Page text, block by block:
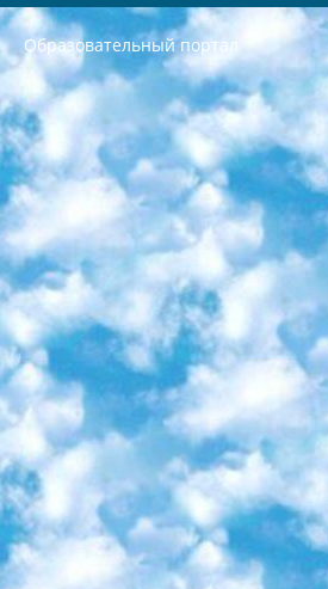
Образовательный портал
РЕСПУБЛИКА УЗБЕКИСТАН МИНИСТРЕРСТВО ДОШКОЛЬНОГО И ШКОЛЬНОГО ОБРАЗОВАНИЯ КОМАНДА в общеобразовательных учреждениях в 2023-2024 учебном году организация и проведение итоговой государственной аттестации обучающихся о Министра дошкольного и школьного образования Республики Узбекистан от 4 марта 2008 года (постановлением Минюста от 20 марта 2008 года № 1778 государственной регистрации) «Итоговое состояние учащихся общего среднего образования на основании положения об утверждении положения об аттестации общего среднего образования выпускной экзамен студентов в образовательных учреждениях в 2023-2024 учебном году В целях организации и прохождения аттестации приказываю: 1. Следующее: перечень предметов, по которым будет проводиться итоговая государственная аттестация и экзамен формы перевода согласно приложению 1; сертификаты международного образца, оценивающие уровень владения иностранными языками перечень согласно приложению 2; 2. Педагогический при специализированных образовательных учреждениях. научно-практический центр квалификации и международной оценки (Д.Давидова) 2024 г. До 25 марта: задания по предметам, по которым будет проводиться итоговая аттестация разработка и утверждение технических условий; итоговая аттестация на основании разработанного предметного задания разработка вопросов по предметам (устно и письменно), экзамен передача; общеобразовательные средние школы и специальные учебные заведения учащиеся выпускных классов школ и интернатов в агентской системе подготовка базы данных экзаменационных материалов и критериев оценки; перевод базы экзаменационных материалов на все языки обучения подать в Республиканский образовательный центр для изготовления; варианты экзаменов на основе разработанных контрольных материалов пусть будут поставлены задачи формирования. 3. Республиканский образовательный центр (Ш.Худайкулов) до 5 апреля 2024 года. до: база данных предоставленных экзаменационных материалов на все языки обучения перевод и экспертиза; для слепых, слабовидящих, глухих, слабослышащих и умственно отсталых детей учащиеся выпускных классов специализированных школ и школ-интернатов база данных экзаменационных материалов на всех преподаваемых языках подготовка критериев оценки; специализированные школы для умственно отсталых детей и технологии для учащихся выпускных классов школ-интернатов разработка соответствующих рекомендаций и критериев проведения ЕГЭ по естествознанию давать задания. 4. Педагогический при специализированных образовательных учреждениях. Научно-практический центр навыков и международной оценки (Д.Давидова), Республика образовательный центр (Худайкулов Ш.) итоговый государственный аттестационный экзамен ориентирован на творческое и логическое мышление при подготовке базы материалов учитывать введение заданий. 5. Следует отметить, что: сертификат государственного образца о знании общеобразовательного предмета и как минимум национальный уровень B1 по предметам на иностранных языках, указанным в Приложении 2. или международно признанный сертификат эквивалентного уровня студенты, изучающие определенный предмет, освобождаются от экзамена; по соответствующим предметам запланирована итоговая государственная аттестация за день до дня, путем жеребьевки Рабочей группой (в письменной форме по предметам, проводимым в форме) из числа сформированных вариантов выбрано 2 варианта; 2 выбранных варианта экзамена анонсированы на официальном сайте министерства и все выпускники по всей стране на основе этих вариантов проводит итоговую государственную аттестацию. 6. Государственное образование учащихся средних общеобразовательных учреждений. знания в соответствии с квалификационными требованиями, которые необходимо приобрести на основании стандартов итоговый (выпускной) контроль для 9 и 11 классов в целях тестирования Экзамены (далее – экзамены) состоят из предметов, перечисленных в приложении 1. будет сделано. 7. Экзамены пройдут с 26 мая по 15 июня 2024 г. (кроме науки физического воспитания). 8. Физическая для учащихся 9 классов общесредних образовательных учреждений. Экзамены по предмету «Образование, квалификация медицина» 1-6 мая 2024 года. сотрудники перевести под присмотр (с отклонениями в физическом или умственном развитии) специализированная школа для детей, школы-интернаты и со сколиозом школы-интернаты санаторного типа для больных детей исключены). 9. Он был слепым, слабовидящим и имел нарушения опорно-двигательного аппарата. экзамены в специализированных школах и интернатах для детей должны проводиться исходя из требований, предъявляемых к общеобразовательным учреждениям (физкультура кроме науки). 10. Специализированная школа для глухих и слабослышащих детей. и экзамены в интернатах и быть реализован в виде письменного теста по математике. 11. Специальность для умственно отсталых детей. Для 9 класса Родной язык и литературное письмо Государственный язык (язык обучения – узбекский). для неклассов) написано Математическое письмо Письменная/устная история Узбекистана Физическое воспитание практично Итоговый контроль Для 11 класса Написание родного языка и литературы (эссе) Математическое письмо Узбекский язык (обучение на узбекском языке) не посещающее общее среднее образование для учреждений)/Образовательное учреждение выбор письменный и устный Иностранный язык письменный/устный Письменная/устная история Узбекистана *По выбору студента:  Химия  Физика  Основы государственного права  География 10 бесплатных образовательных ресурсов - Мы составили подборку онлайн-проектов с интерактивными упражнениями, видеолекциями и статьями. Они помогут вам обрести новые и освежить старые знания бесплатно. 1. «ИНТУИТ» Старейшая образовательная площадка Рунета. Здесь вы найдёте сотни текстовых и видеокурсов на десятки различных тем — от программирования до психологии. Многие курсы подготовлены российскими университетами и крупными международными компаниями вроде Intel и Microsoft. Самостоятельное обучение бесплатное, но желающие могут оплатить услуги персональных наставников. 2. «Смартия» знакомит с актуальными профессиями и подсказывает, как им обучаться. Выбрав заинтересовавшую вас специальность — SMM-специалист, фотограф, веб-дизайнер или другую, — увидите список необходимых для неё умений. Чтобы вы могли освоить их самостоятельно, для каждого умения площадка отображает подборку ссылок на учебные материалы. Хотя «Смартия» ориентируется на русскоязычную аудиторию, часть контента всё же доступна только на английском. 3. «Лекторий Физтеха» Проект Московского физико-технического института (Физтеха). С его помощью вы можете смотреть онлайн серии лекций, записанные на видео в этом вузе. В числе доступных предметов — физика, биология, химия, информационные технологии и другие. К некоторым лекциям администрация ресурса прилагает готовые конспекты, которые можно скачивать в PDF-формате. 4. ITMOcourses Онлайн-площадка Санкт-Петербургского национального исследовательского университета информационных технологий, механики и оптики (ИТМО). Ресурс предоставляет свободный доступ к курсам, разработанным в этом вузе. Каталог материалов разбит на четыре категории: «Оптические системы и технологии», «Приборостроение и робототехника», «Информационные технологии» и «Биотехнологии». Курсы состоят из видеолекций, интерактивных демонстраций и заданий. 5. «КиберЛенинка» Электронная научная библиотека открытого доступа. Каталог площадки регулярно обрастает текстами статей из различных научных изданий. Сгруппированные по журналам и рубрикам публикации можно читать онлайн или скачивать целиком в PDF-формате. Проект